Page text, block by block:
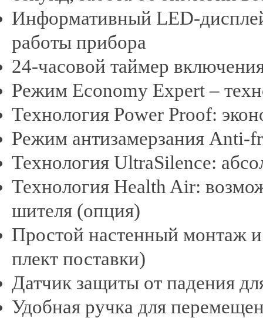
Информативный LED-
работы прибора
24-часовой таймер
Режим Economy Expert –
Технология Power Proof:
Режим антизамерзания Anti-
Технология UltraSilence:
Технология Health Air:
шителя (опция)
Простой настенный монтаж
плект поставки)
Датчик защиты от падения
Удобная ручка для